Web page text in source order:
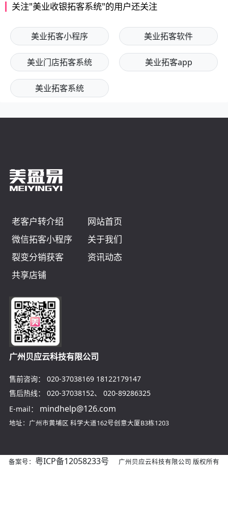
关注"美业收银拓客系统"的用户还关注
美业拓客小程序 美业拓客软件
美业门店拓客系统 美业拓客app
美业拓客系统
老客户转介绍
网站首页
微信拓客小程序
关于我们
裂变分销获客
资讯动态
共享店铺
广州贝应云科技有限公司
售前咨询： 020-37038169 18122179147
售后热线：
020-37038152、 020-89286325
E-mail：
mindhelp@126.com
地址：广州市黄埔区 科学大道162号创意大厦B3栋1203
备案号： 粤ICP备12058233号 广州贝应云科技有限公司 版权所有